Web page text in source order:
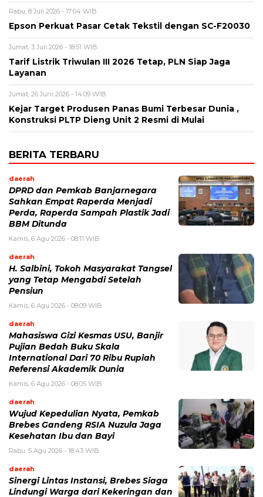
Rabu, 8 Juli 2026 - 17:04 WIB
Epson Perkuat Pasar Cetak Tekstil dengan SC-F20030
Jumat, 3 Juli 2026 - 18:51 WIB
Tarif Listrik Triwulan III 2026 Tetap, PLN Siap Jaga
Layanan
Jumat, 26 Juni 2026 - 14:09 WIB
Kejar Target Produsen Panas Bumi Terbesar Dunia ,
Konstruksi PLTP Dieng Unit 2 Resmi di Mulai
BERITA TERBARU
daerah
DPRD dan Pemkab Banjarnegara
Sahkan Empat Raperda Menjadi
Perda, Raperda Sampah Plastik Jadi
BBM Ditunda
Kamis, 6 Agu 2026 - 08:11 WIB
daerah
H. Salbini, Tokoh Masyarakat Tangsel
yang Tetap Mengabdi Setelah
Pensiun
Kamis, 6 Agu 2026 - 08:09 WIB
daerah
Mahasiswa Gizi Kesmas USU, Banjir
Pujian Bedah Buku Skala
International Dari 70 Ribu Rupiah
Referensi Akademik Dunia
Kamis, 6 Agu 2026 - 08:05 WIB
daerah
Wujud Kepedulian Nyata, Pemkab
Brebes Gandeng RSIA Nuzula Jaga
Kesehatan Ibu dan Bayi
Rabu, 5 Agu 2026 - 18:43 WIB
daerah
Sinergi Lintas Instansi, Brebes Siaga
Lindungi Warga dari Kekeringan dan